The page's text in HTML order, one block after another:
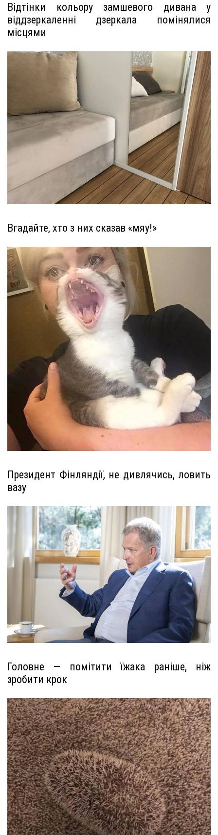
Відтінки кольору замшевого дивана у
віддзеркаленні дзеркала помінялися
місцями
Вгадайте, хто з них сказав «мяу!»
Президент Фінляндії, не дивлячись, ловить
вазу
Головне — помітити їжака раніше, ніж
зробити крок